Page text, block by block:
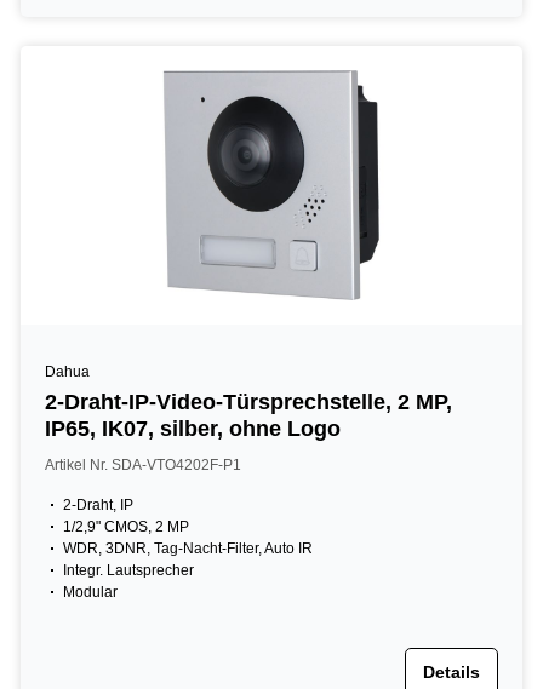
Dahua
2-Draht-IP-Video-Türsprechstelle, 2 MP,
IP65, IK07, silber, ohne Logo
Artikel Nr. SDA-VTO4202F-P1
2-Draht, IP
1/2,9" CMOS, 2 MP
WDR, 3DNR, Tag-Nacht-Filter, Auto IR
Integr. Lautsprecher
Modular
Details